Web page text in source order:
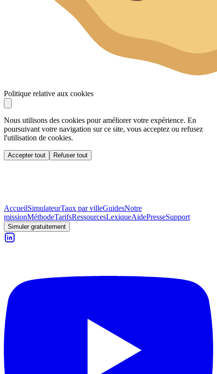
Politique relative aux cookies
Nous utilisons des cookies pour améliorer votre expérience. En
poursuivant votre navigation sur ce site, vous acceptez ou refusez
l'utilisation de cookies.
Accepter tout Refuser tout
AccueilSimulateurTaux par villeGuidesNotre
missionMéthodeTarifsRessourcesLexiqueAidePresseSupport
Simuler gratuitement